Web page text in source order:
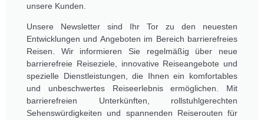
unsere Kunden.
Unsere Newsletter sind Ihr Tor zu den neuesten
Entwicklungen und Angeboten im Bereich barrierefreies
Reisen. Wir informieren Sie regelmäßig über neue
barrierefreie Reiseziele, innovative Reiseangebote und
spezielle Dienstleistungen, die Ihnen ein komfortables
und unbeschwertes Reiseerlebnis ermöglichen. Mit
barrierefreien Unterkünften, rollstuhlgerechten
Sehenswürdigkeiten und spannenden Reiserouten für